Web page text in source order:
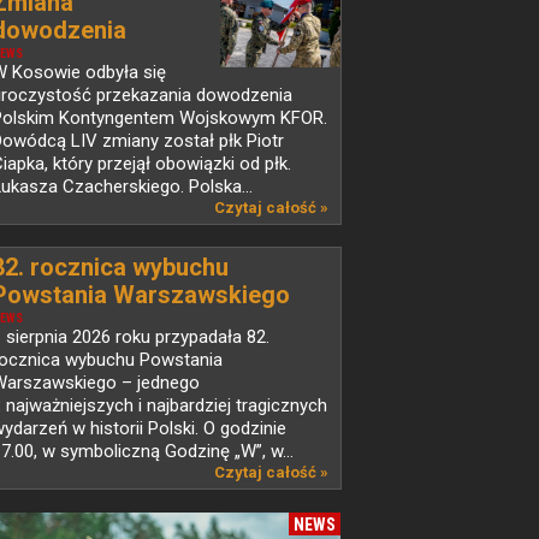
Kosowie odbyła się
przekazania dowodzenia
Kontyngentem Wojskowym KFOR.
LIV zmiany został płk Piotr
który przejął obowiązki od płk.
Czacherskiego. Polska...
Czytaj całość »
rocznica wybuchu
Warszawskiego
sierpnia 2026 roku przypadała 82.
wybuchu Powstania
– jednego
najważniejszych i najbardziej tragicznych
w historii Polski. O godzinie
w symboliczną Godzinę „W”, w...
Czytaj całość »
NEWS